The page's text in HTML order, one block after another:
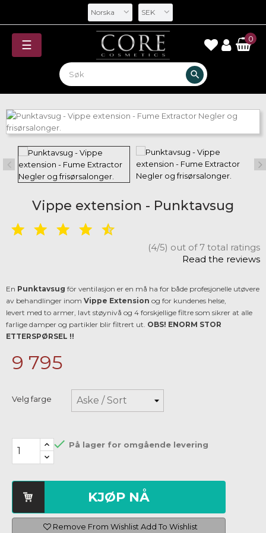
Norska SEK
search
0
Toggle
navigation
☰
Vippe extension - Punktavsug
(4/5) out of 7 total ratings
Read the reviews
En Punktavsug för ventilasjon er en må ha for både profesjonelle utøvere
av behandlinger inom Vippe Extension og for kundenes helse,
levert med to armer, lavt støynivå og 4 forskjellige filtre som sikrer at alle
farlige damper og partikler blir filtrert ut. OBS! ENORM STOR
ETTERSPØRSEL !!
9 795
Velg farge
KJØP NÅ
Remove From Wishlist Add To Wishlist
 På lager for omgående levering